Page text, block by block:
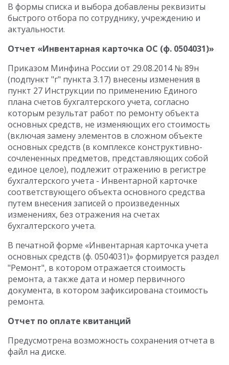
В формы списка и выбора добавлены реквизиты
быстрого отбора по сотруднику, учреждению и
актуальности.
Отчет «Инвентарная карточка ОС (ф. 0504031)»
Приказом Минфина России от 29.08.2014 № 89н
(подпункт "г" пункта 3.17) внесены изменения в
пункт 27 Инструкции по применению Единого
плана счетов бухгалтерского учета, согласно
которым результат работ по ремонту объекта
основных средств, не изменяющих его стоимость
(включая замену элементов в сложном объекте
основных средств (в комплексе конструктивно-
сочлененных предметов, представляющих собой
единое целое), подлежит отражению в регистре
бухгалтерского учета - Инвентарной карточке
соответствующего объекта основного средства
путем внесения записей о произведенных
изменениях, без отражения на счетах
бухгалтерского учета.
В печатной форме «Инвентарная карточка учета
основных средств (ф. 0504031)» формируется раздел
"Ремонт", в котором отражается стоимость
ремонта, а также дата и номер первичного
документа, в котором зафиксирована стоимость
ремонта.
Отчет по оплате квитанций
Предусмотрена возможность сохранения отчета в
файл на диске.